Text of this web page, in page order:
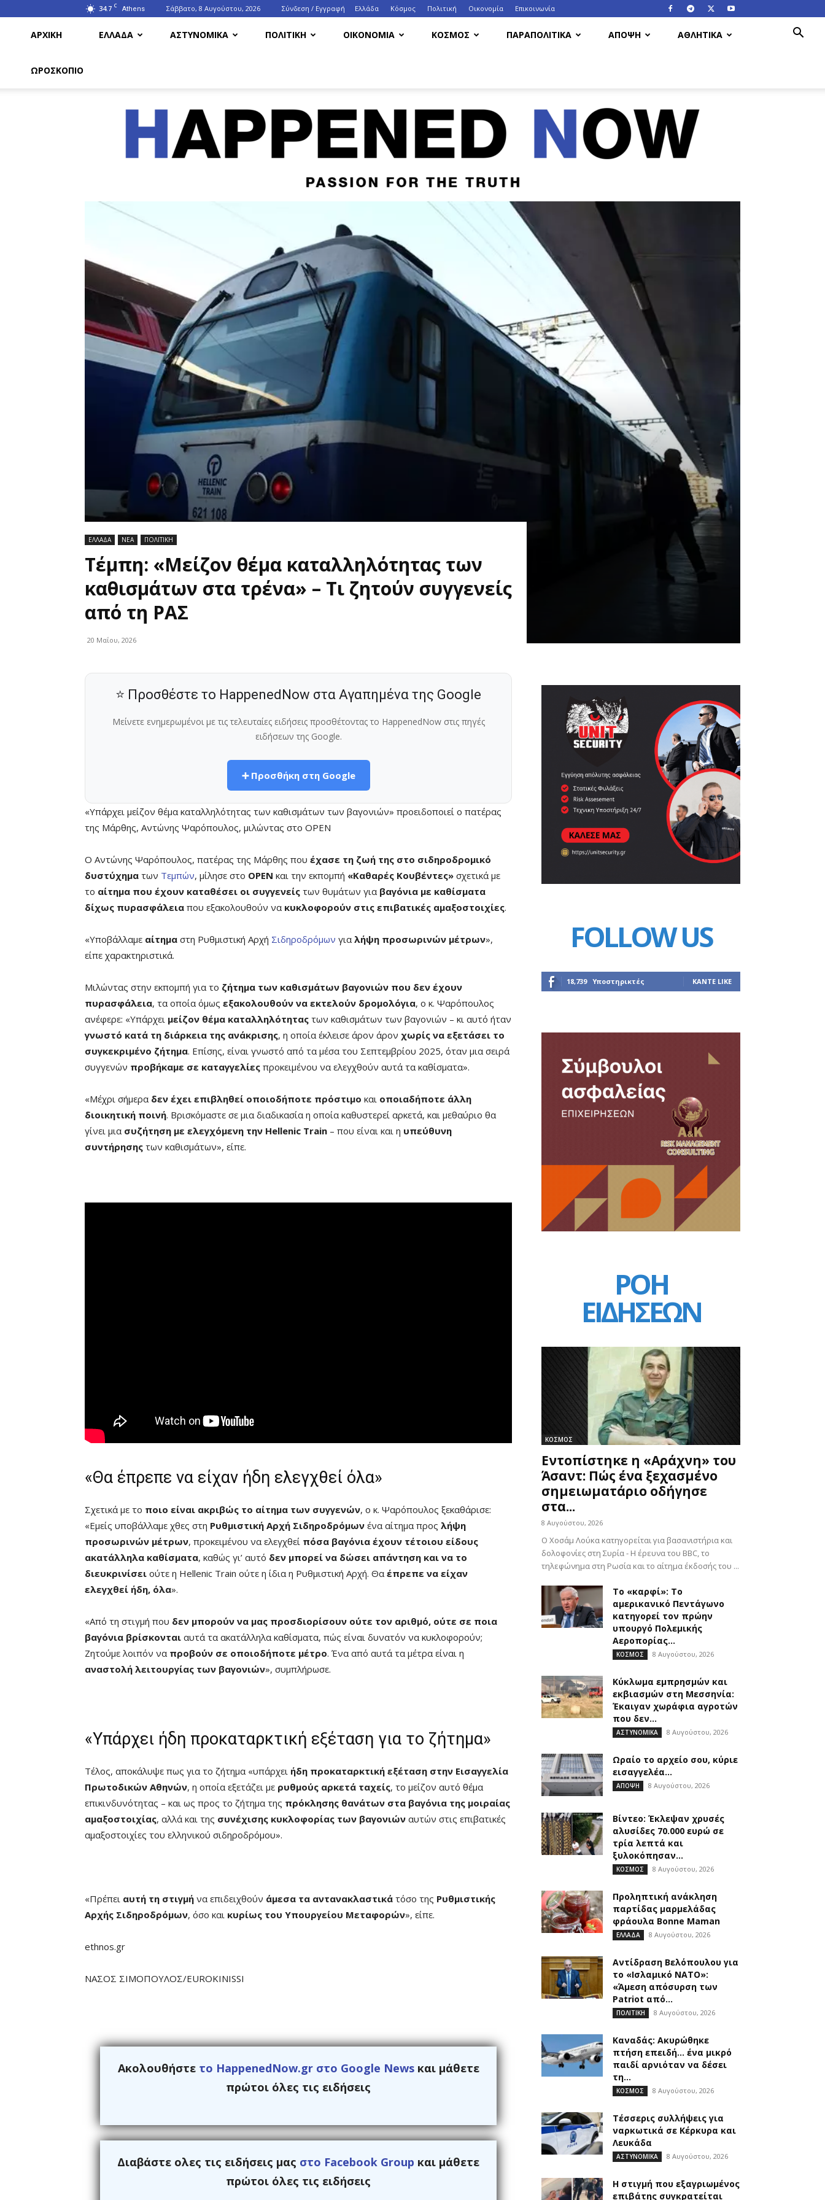
34.7 C Athens Σάββατο, 8 Αυγούστου, 2026 Σύνδεση / Εγγραφή Ελλάδα Κόσμος Πολιτική Οικονομία Eπικοινωνία
ΑΡΧΙΚΗ ΕΛΛΑΔΑ ΑΣΤΥΝΟΜΙΚΑ ΠΟΛΙΤΙΚΗ ΟΙΚΟΝΟΜΙΑ ΚΟΣΜΟΣ ΠΑΡΑΠΟΛΙΤΙΚΑ ΑΠΟΨΗ ΑΘΛΗΤΙΚΑ
ΩΡΟΣΚΟΠΙΟ
HappenedNow.gr
ΕΛΛΑΔΑ ΝΕΑ ΠΟΛΙΤΙΚΗ
Τέμπη: «Μείζον θέμα καταλληλότητας των
καθισμάτων στα τρένα» – Τι ζητούν συγγενείς
από τη ΡΑΣ
20 Μαΐου, 2026
⭐ Προσθέστε το HappenedNow στα Αγαπημένα της Google
Μείνετε ενημερωμένοι με τις τελευταίες ειδήσεις προσθέτοντας το HappenedNow στις πηγές
ειδήσεων της Google.
➕ Προσθήκη στη Google
«Υπάρχει μείζον θέμα καταλληλότητας των καθισμάτων των βαγονιών» προειδοποιεί ο πατέρας
της Μάρθης, Αντώνης Ψαρόπουλος, μιλώντας στο OPEN
Ο Αντώνης Ψαρόπουλος, πατέρας της Μάρθης που έχασε τη ζωή της στο σιδηροδρομικό
δυστύχημα των Τεμπών, μίλησε στο OPEN και την εκπομπή «Καθαρές Κουβέντες» σχετικά με
το αίτημα που έχουν καταθέσει οι συγγενείς των θυμάτων για βαγόνια με καθίσματα
δίχως πυρασφάλεια που εξακολουθούν να κυκλοφορούν στις επιβατικές αμαξοστοιχίες.
«Υποβάλλαμε αίτημα στη Ρυθμιστική Αρχή Σιδηροδρόμων γιαλήψη προσωρινών μέτρων»,
είπε χαρακτηριστικά.
Mιλώντας στην εκπομπή για το ζήτημα των καθισμάτων βαγονιών που δεν έχουν
πυρασφάλεια, τα οποία όμως εξακολουθούν να εκτελούν δρομολόγια, ο κ. Ψαρόπουλος
ανέφερε: «Υπάρχει μείζον θέμα καταλληλότητας των καθισμάτων των βαγονιών – κι αυτό ήταν
γνωστό κατά τη διάρκεια της ανάκρισης, η οποία έκλεισε άρον άρον χωρίς να εξετάσει το
συγκεκριμένο ζήτημα. Επίσης, είναι γνωστό από τα μέσα του Σεπτεμβρίου 2025, όταν μια σειρά
συγγενών προβήκαμε σε καταγγελίες προκειμένου να ελεγχθούν αυτά τα καθίσματα».
«Μέχρι σήμερα δεν έχει επιβληθεί οποιοδήποτε πρόστιμο και οποιαδήποτε άλλη
διοικητική ποινή. Βρισκόμαστε σε μια διαδικασία η οποία καθυστερεί αρκετά, και μεθαύριο θα
γίνει μια συζήτηση με ελεγχόμενη την Hellenic Train – που είναι και η υπεύθυνη
συντήρησης των καθισμάτων», είπε.
«Θα έπρεπε να είχαν ήδη ελεγχθεί όλα»
Σχετικά με το ποιο είναι ακριβώς το αίτημα των συγγενών, ο κ. Ψαρόπουλος ξεκαθάρισε:
«Εμείς υποβάλλαμε χθες στη Ρυθμιστική Αρχή Σιδηροδρόμων ένα αίτημα προς λήψη
προσωρινών μέτρων, προκειμένου να ελεγχθεί πόσα βαγόνια έχουν τέτοιου είδους
ακατάλληλα καθίσματα, καθώς γι’ αυτό δεν μπορεί να δώσει απάντηση και να το
διευκρινίσει ούτε η Hellenic Train ούτε η ίδια η Ρυθμιστική Αρχή. Θα έπρεπε να είχαν
ελεγχθεί ήδη, όλα».
«Από τη στιγμή που δεν μπορούν να μας προσδιορίσουν ούτε τον αριθμό, ούτε σε ποια
βαγόνια βρίσκονται αυτά τα ακατάλληλα καθίσματα, πώς είναι δυνατόν να κυκλοφορούν;
Ζητούμε λοιπόν να προβούν σε οποιοδήποτε μέτρο. Ένα από αυτά τα μέτρα είναι η
αναστολή λειτουργίας των βαγονιών», συμπλήρωσε.
«Υπάρχει ήδη προκαταρκτική εξέταση για το ζήτημα»
Τέλος, αποκάλυψε πως για το ζήτημα «υπάρχει ήδη προκαταρκτική εξέταση στην Εισαγγελία
Πρωτοδικών Αθηνών, η οποία εξετάζει με ρυθμούς αρκετά ταχείς, το μείζον αυτό θέμα
επικινδυνότητας – και ως προς το ζήτημα της πρόκλησης θανάτων στα βαγόνια της μοιραίας
αμαξοστοιχίας, αλλά και της συνέχισης κυκλοφορίας των βαγονιών αυτών στις επιβατικές
αμαξοστοιχίες του ελληνικού σιδηροδρόμου».
«Πρέπει αυτή τη στιγμή να επιδειχθούν άμεσα τα αντανακλαστικά τόσο της Ρυθμιστικής
Αρχής Σιδηροδρόμων, όσο και κυρίως του Υπουργείου Μεταφορών», είπε.
ethnos.gr
ΝΑΣΟΣ ΣΙΜΟΠΟΥΛΟΣ/EUROKINISSI
Ακολουθήστε το HappenedNow.gr στο Google Newsκαι μάθετε
πρώτοι όλες τις ειδήσεις
Διαβάστε ολες τις ειδήσεις μας στο Facebook Group και μάθετε
πρώτοι όλες τις ειδήσεις
FOLLOW US
18,739 Υποστηρικτές ΚΆΝΤΕ LIKE
ΡΟΗ
ΕΙΔΗΣΕΩΝ
ΚΟΣΜΟΣ
Εντοπίστηκε η «Αράχνη» του
Άσαντ: Πώς ένα ξεχασμένο
σημειωματάριο οδήγησε
στα...
8 Αυγούστου, 2026
Ο Χοσάμ Λούκα κατηγορείται για βασανιστήρια και
δολοφονίες στη Συρία - Η έρευνα του BBC, το
τηλεφώνημα στη Ρωσία και το αίτημα έκδοσής του ...
Το «καρφί»: Το
αμερικανικό Πεντάγωνο
κατηγορεί τον πρώην
υπουργό Πολεμικής
Αεροπορίας...
ΚΟΣΜΟΣ 8 Αυγούστου, 2026
Kύκλωμα εμπρησμών και
εκβιασμών στη Μεσσηνία:
Έκαιγαν χωράφια αγροτών
που δεν...
ΑΣΤΥΝΟΜΙΚΑ 8 Αυγούστου, 2026
Ωραίο το αρχείο σου, κύριε
εισαγγελέα…
ΑΠΟΨΗ 8 Αυγούστου, 2026
Βίντεο: Έκλεψαν χρυσές
αλυσίδες 70.000 ευρώ σε
τρία λεπτά και
ξυλοκόπησαν...
ΚΟΣΜΟΣ 8 Αυγούστου, 2026
Προληπτική ανάκληση
παρτίδας μαρμελάδας
φράουλα Bonne Maman
ΕΛΛΑΔΑ 8 Αυγούστου, 2026
Αντίδραση Βελόπουλου για
το «Ισλαμικό ΝΑΤΟ»:
«Άμεση απόσυρση των
Patriot από...
ΠΟΛΙΤΙΚΗ 8 Αυγούστου, 2026
Καναδάς: Ακυρώθηκε
πτήση επειδή… ένα μικρό
παιδί αρνιόταν να δέσει
τη...
ΚΟΣΜΟΣ 8 Αυγούστου, 2026
Τέσσερις συλλήψεις για
ναρκωτικά σε Κέρκυρα και
Λευκάδα
ΑΣΤΥΝΟΜΙΚΑ 8 Αυγούστου, 2026
Η στιγμή που εξαγριωμένος
επιβάτης συγκρατείται